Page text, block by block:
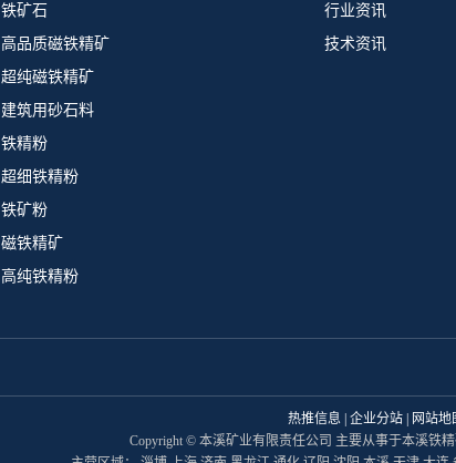
铁矿石
高品质磁铁精矿
超纯磁铁精矿
建筑用砂石料
铁精粉
超细铁精粉
铁矿粉
磁铁精矿
高纯铁精粉
行业资讯
技术资讯
热推信息 | 企业分站| 网站地
Copyright © 本溪矿业有限责任公司 主要从事于本溪铁